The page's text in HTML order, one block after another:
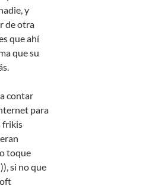
y
de otra
que ahí
que su
contar
para
frikis
toque
si no que